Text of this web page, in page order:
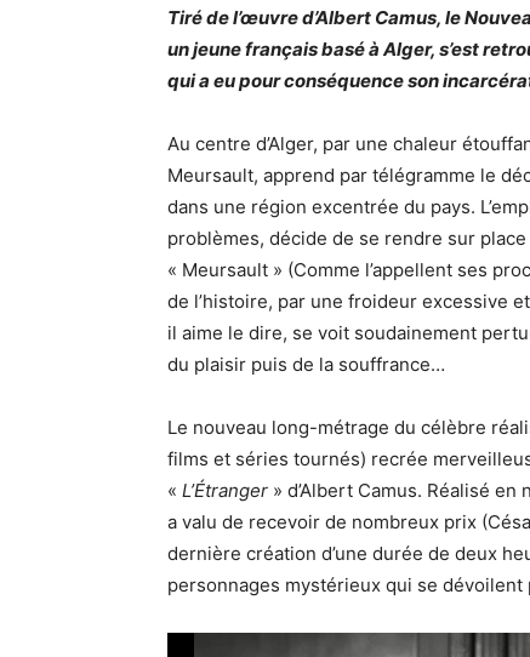
Tiré de l’œuvre d’Albert Camus, le
un jeune français basé à Alger, s’est
qui a eu pour conséquence son
Au centre d’Alger, par une chaleur
Meursault, apprend par télégramme le
dans une région excentrée du pays.
problèmes, décide de se rendre sur
« Meursault » (Comme l’appellent ses
de l’histoire, par une froideur excessive
il aime le dire, se voit soudainement
du plaisir puis de la souffrance…
Le nouveau long-métrage du célèbre
films et séries tournés) recrée
« L’Étranger » d’Albert Camus. Réalisé
a valu de recevoir de nombreux prix
dernière création d’une durée de deux
personnages mystérieux qui se dévoilent